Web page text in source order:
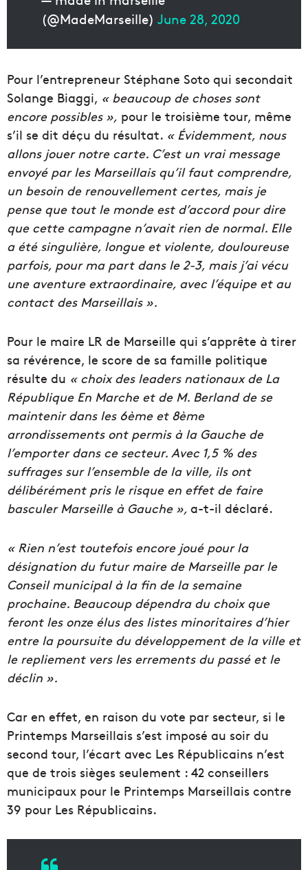
(@MadeMarseille) June 28, 2020
Pour l’entrepreneur Stéphane Soto qui secondait
Solange Biaggi, « beaucoup de choses sont
encore possibles », pour le troisième tour, même
s’il se dit déçu du résultat. « Évidemment, nous
allons jouer notre carte. C’est un vrai message
envoyé par les Marseillais qu’il faut comprendre,
un besoin de renouvellement certes, mais je
pense que tout le monde est d’accord pour dire
que cette campagne n’avait rien de normal. Elle
a été singulière, longue et violente, douloureuse
parfois, pour ma part dans le 2-3, mais j’ai vécu
une aventure extraordinaire, avec l’équipe et au
contact des Marseillais ».
Pour le maire LR de Marseille qui s’apprête à tirer
sa révérence, le score de sa famille politique
résulte du « choix des leaders nationaux de La
République En Marche et de M. Berland de se
maintenir dans les 6ème et 8ème
arrondissements ont permis à la Gauche de
l’emporter dans ce secteur. Avec 1,5 % des
suffrages sur l’ensemble de la ville, ils ont
délibérément pris le risque en effet de faire
basculer Marseille à Gauche », a-t-il déclaré.
« Rien n’est toutefois encore joué pour la
désignation du futur maire de Marseille par le
Conseil municipal à la fin de la semaine
prochaine. Beaucoup dépendra du choix que
feront les onze élus des listes minoritaires d’hier
entre la poursuite du développement de la ville et
le repliement vers les errements du passé et le
déclin ».
Car en effet, en raison du vote par secteur, si le
Printemps Marseillais s’est imposé au soir du
second tour, l’écart avec Les Républicains n’est
que de trois sièges seulement : 42 conseillers
municipaux pour le Printemps Marseillais contre
39 pour Les Républicains.